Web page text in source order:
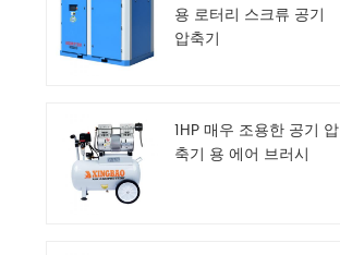
용 로터리 스크류 공기
압축기
1HP 매우 조용한 공기 압
축기 용 에어 브러시